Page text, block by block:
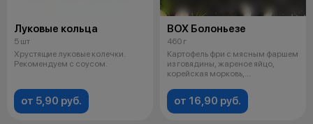
Луковые кольца
5 шт
Хрустящие луковые колечки.
Рекомендуем с соусом.
от 5,90 руб.
BOX Болоньезе
460 г
Картофель фри с мясным фаршем
из говядины, жареное яйцо,
корейская морковь,
от 16,90 руб.